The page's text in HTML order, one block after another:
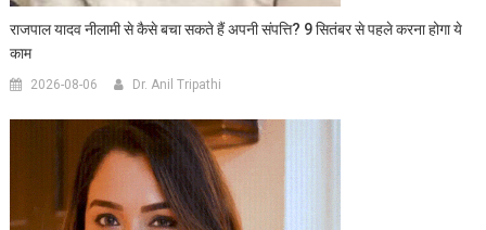
राजपाल यादव नीलामी से कैसे बचा सकते हैं अपनी संपत्ति? 9 सितंबर से पहले करना होगा ये
काम
2026-08-06 Dr. Anil Tripathi